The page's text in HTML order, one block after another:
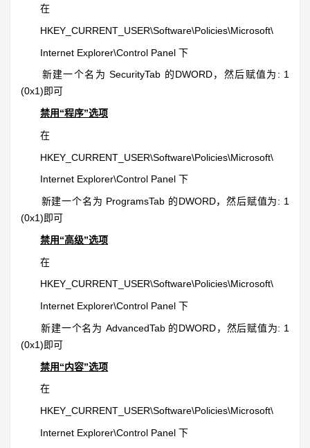
在
HKEY_CURRENT_USER\Software\Policies\Microsoft\
Internet Explorer\Control Panel 下
新建一个名为 SecurityTab 的DWORD，然后赋值为: 1
(0x1)即可
禁用“程序”选项
在
HKEY_CURRENT_USER\Software\Policies\Microsoft\
Internet Explorer\Control Panel 下
新建一个名为 ProgramsTab 的DWORD，然后赋值为: 1
(0x1)即可
禁用“高级”选项
在
HKEY_CURRENT_USER\Software\Policies\Microsoft\
Internet Explorer\Control Panel 下
新建一个名为 AdvancedTab 的DWORD，然后赋值为: 1
(0x1)即可
禁用“内容”选项
在
HKEY_CURRENT_USER\Software\Policies\Microsoft\
Internet Explorer\Control Panel 下